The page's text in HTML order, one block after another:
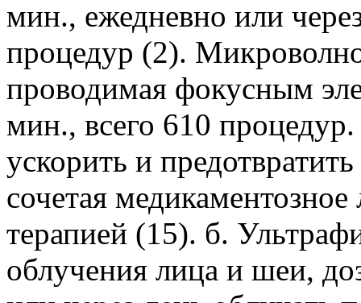
мин., ежедневно или
процедур (2).
проводимая фокусным
мин., всего 610
ускорить и
сочетая
терапией (15). б.
облучения лица и шеи,